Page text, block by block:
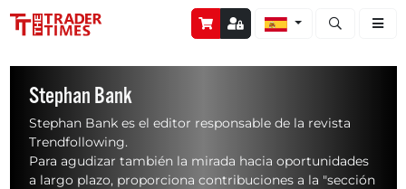
Abrir
Stephan Bank
Stephan Bank es el editor responsable de la revista
Trendfollowing.
Para agudizar también la mirada hacia oportunidades
a largo plazo, proporciona contribuciones a la "sección